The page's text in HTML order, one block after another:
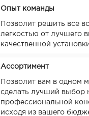
Опыт команды
Позволит решить все
легкостью от лучшего
качественной
Ассортимент
Позволит вам в одном
сделать лучший выбор
профессиональной
исходя из вашего